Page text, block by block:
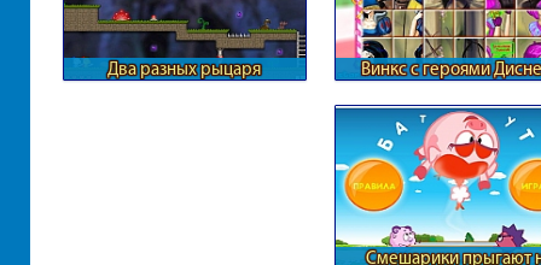
Два разных рыцаря Винкс с героями
Смешарики прыгают